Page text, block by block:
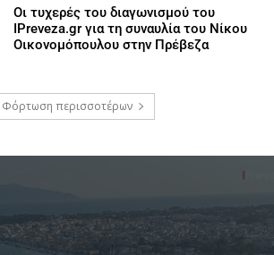
Οι τυχερές του διαγωνισμού του
IPreveza.gr για τη συναυλία του Νίκου
Οικονομόπουλου στην Πρέβεζα
Φόρτωση περισσοτέρων